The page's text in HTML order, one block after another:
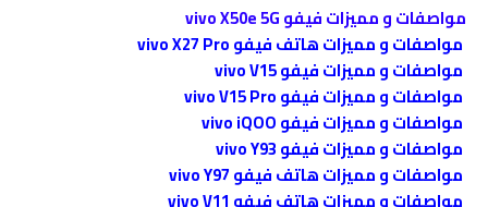
مواصفات و مميزات فيفو vivo X50e 5G
مواصفات و مميزات هاتف فيفو vivo X27 Pro
مواصفات و مميزات فيفو vivo V15
مواصفات و مميزات فيفو vivo V15 Pro
مواصفات و مميزات فيفو vivo iQOO
مواصفات و مميزات فيفو vivo Y93
مواصفات و مميزات هاتف فيفو vivo Y97
مواصفات و مميزات هاتف فيفو vivo V11